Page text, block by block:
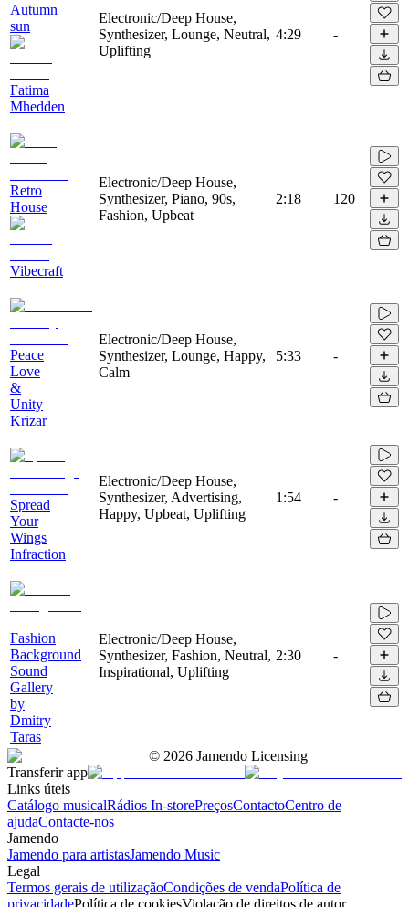
Autumn
sun
Fatima
Mhedden
Electronic/Deep House,
Synthesizer, Lounge, Neutral,
Uplifting
4:29 -
Retro
House
Vibecraft
Electronic/Deep House,
Synthesizer, Piano, 90s,
Fashion, Upbeat
2:18 120
Peace
Love
&
Unity
Krizar
Electronic/Deep House,
Synthesizer, Lounge, Happy,
Calm
5:33 -
Spread
Your
Wings
Infraction
Electronic/Deep House,
Synthesizer, Advertising,
Happy, Upbeat, Uplifting
1:54 -
Fashion
Background
Sound
Gallery
by
Dmitry
Taras
Electronic/Deep House,
Synthesizer, Fashion, Neutral,
Inspirational, Uplifting
2:30 -
© 2026 Jamendo Licensing
Transferir app
Links úteis
Catálogo musicalRádios In-storePreçosContactoCentro de
ajudaContacte-nos
Jamendo
Jamendo para artistasJamendo Music
Legal
Termos gerais de utilizaçãoCondições de vendaPolítica de
privacidadePolítica de cookiesViolação de direitos de autor